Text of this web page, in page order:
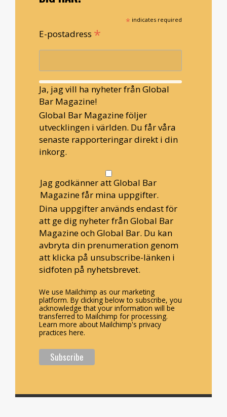
* indicates required
E-postadress *
Ja, jag vill ha nyheter från Global
Bar Magazine!
Global Bar Magazine följer
utvecklingen i världen. Du får våra
senaste rapporteringar direkt i din
inkorg.
Jag godkänner att Global Bar
Magazine får mina uppgifter.
Dina uppgifter används endast för
att ge dig nyheter från Global Bar
Magazine och Global Bar. Du kan
avbryta din prenumeration genom
att klicka på unsubscribe-länken i
sidfoten på nyhetsbrevet.
We use Mailchimp as our marketing
platform. By clicking below to subscribe, you
acknowledge that your information will be
transferred to Mailchimp for processing.
Learn more about Mailchimp's privacy
practices here.